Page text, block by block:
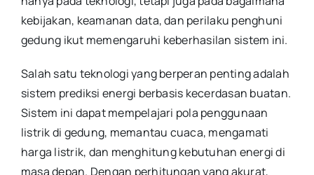
kebijakan, keamanan data, dan perilaku penghuni
gedung ikut memengaruhi keberhasilan sistem ini.
Salah satu teknologi yang berperan penting adalah
sistem prediksi energi berbasis kecerdasan buatan.
Sistem ini dapat mempelajari pola penggunaan
listrik di gedung, memantau cuaca, mengamati
harga listrik, dan menghitung kebutuhan energi di
masa depan. Dengan perhitungan yang akurat,